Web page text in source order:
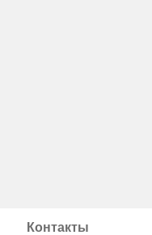
Контакты